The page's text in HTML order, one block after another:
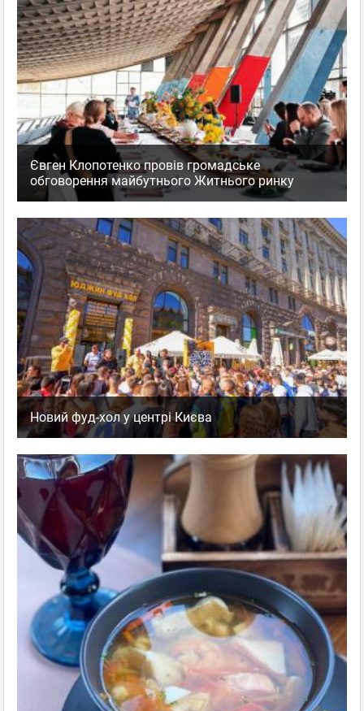
Євген Клопотенко провів громадське
обговорення майбутнього Житнього ринку
Новий фуд-хол у центрі Києва